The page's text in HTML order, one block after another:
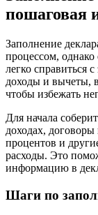
пошаговая
Заполнение
процессом,
легко справиться
доходы и вычеты,
чтобы избежать
Для начала
доходах,
процентов и
расходы. Это
информацию в
Шаги по